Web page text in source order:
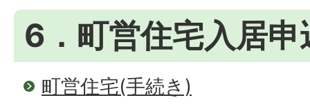
6．町営住宅入居申
町営住宅(手続き)